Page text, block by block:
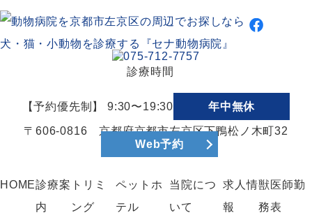
診療時間
【予約優先制】 9:30〜19:30 年中無休
〒606-0816 京都府京都市左京区下鴨松ノ木町32
Web予約
HOME診療案
内
トリミ
ング
ペットホ
テル
当院につ
いて
求人情
報
獣医師勤
務表